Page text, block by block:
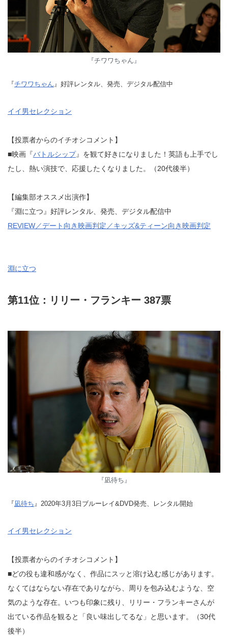
『チワワちゃん』
『チワワちゃん 』好評レンタル、発売、デジタル配信中
イイ男セレクション
【投票者からのイチオシコメント】
■映画『バトルシップ』を観て好きになりました！英語も上手でし
たし、熱い演技で、応援したくなりました。（20代後半）
【編集部オススメ出演作】
『淵に立つ』好評レンタル、発売、デジタル配信中
REVIEW／デート向き映画判定／キッズ&ティーン向き映画判定
淵に立つ
第11位：リリー・フランキー 387票
『凪待ち』
『凪待ち』2020年3月3日ブルーレイ&DVD発売、レンタル開始
イイ男セレクション
【投票者からのイチオシコメント】
■どの役も違和感がなく、作品にスッと溶け込む感じがあります。
なくてはならない存在でありながら、周りを包み込むような、空
気のような存在。いつも印象に残り、リリー・フランキーさんが
出ている作品を観ると「良い味出してるな」と思います。（30代
後半）